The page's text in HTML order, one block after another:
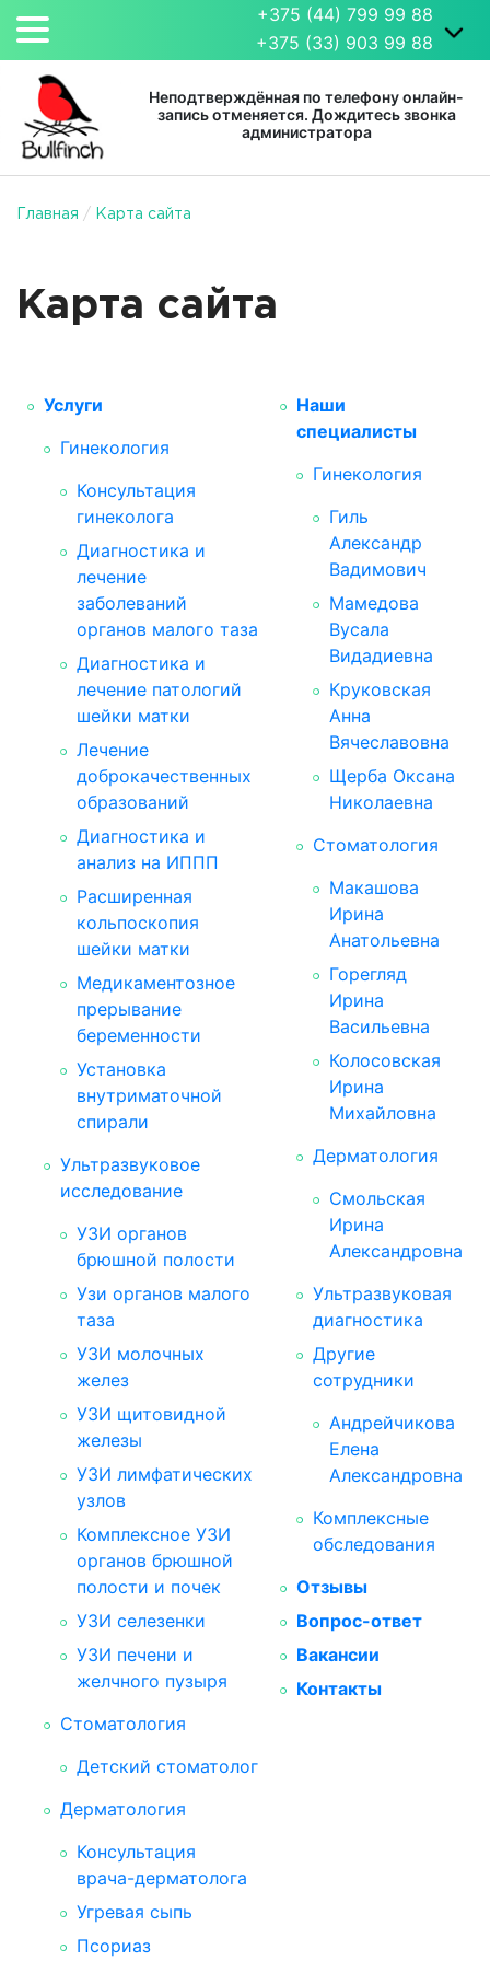
Неподтверждённая по телефону онлайн-
запись отменяется. Дождитесь звонка
администратора
+375 (44) 799 99 88
+375 (33) 903 99 88
Главная / Карта сайта
Карта сайта
Услуги
Гинекология
Консультация
гинеколога
Диагностика и
лечение
заболеваний
органов малого таза
Диагностика и
лечение патологий
шейки матки
Лечение
доброкачественных
образований
Диагностика и
анализ на ИППП
Расширенная
кольпоскопия
шейки матки
Медикаментозное
прерывание
беременности
Установка
внутриматочной
спирали
Ультразвуковое
исследование
УЗИ органов
брюшной полости
Узи органов малого
таза
УЗИ молочных
желез
УЗИ щитовидной
железы
УЗИ лимфатических
узлов
Комплексное УЗИ
органов брюшной
полости и почек
УЗИ селезенки
УЗИ печени и
желчного пузыря
Стоматология
Детский стоматолог
Дерматология
Консультация
врача-дерматолога
Угревая сыпь
Псориаз
Наши
специалисты
Гинекология
Гиль
Александр
Вадимович
Мамедова
Вусала
Видадиевна
Круковская
Анна
Вячеславовна
Щерба Оксана
Николаевна
Стоматология
Макашова
Ирина
Анатольевна
Горегляд
Ирина
Васильевна
Колосовская
Ирина
Михайловна
Дерматология
Смольская
Ирина
Александровна
Ультразвуковая
диагностика
Другие
сотрудники
Андрейчикова
Елена
Александровна
Комплексные
обследования
Отзывы
Вопрос-ответ
Вакансии
Контакты